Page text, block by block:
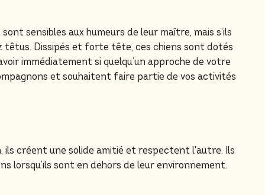
sensibles aux humeurs de leur maître, mais s’ils
Dissipés et forte tête, ces chiens sont dotés
immédiatement si quelqu’un approche de votre
et souhaitent faire partie de vos activités
ils créent une solide amitié et respectent l'autre. Ils
lorsqu’ils sont en dehors de leur environnement.